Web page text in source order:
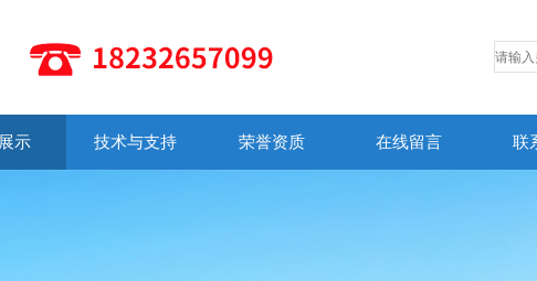
示 技术与支持 荣誉资质 在线留言 联